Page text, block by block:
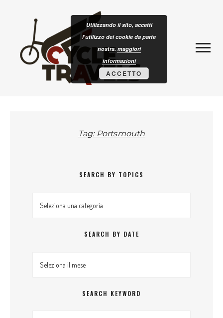
Tag: Portsmouth
SEARCH BY TOPICS
Search by topics
SEARCH BY DATE
Search By Date
SEARCH KEYWORD
Utilizzando il sito, accetti
l'utilizzo dei cookie da parte
nostra. maggiori
informazioni
ACCETTO